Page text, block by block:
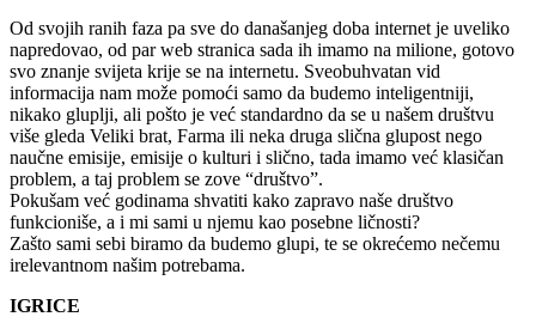
Od svojih ranih faza pa sve do današanjeg doba internet je uveliko
napredovao, od par web stranica sada ih imamo na milione, gotovo
svo znanje svijeta krije se na internetu. Sveobuhvatan vid
informacija nam može pomoći samo da budemo inteligentniji,
nikako gluplji, ali pošto je već standardno da se u našem društvu
više gleda Veliki brat, Farma ili neka druga slična glupost nego
naučne emisije, emisije o kulturi i slično, tada imamo već klasičan
problem, a taj problem se zove “društvo”.
Pokušam već godinama shvatiti kako zapravo naše društvo
funkcioniše, a i mi sami u njemu kao posebne ličnosti?
Zašto sami sebi biramo da budemo glupi, te se okrećemo nečemu
irelevantnom našim potrebama.
IGRICE